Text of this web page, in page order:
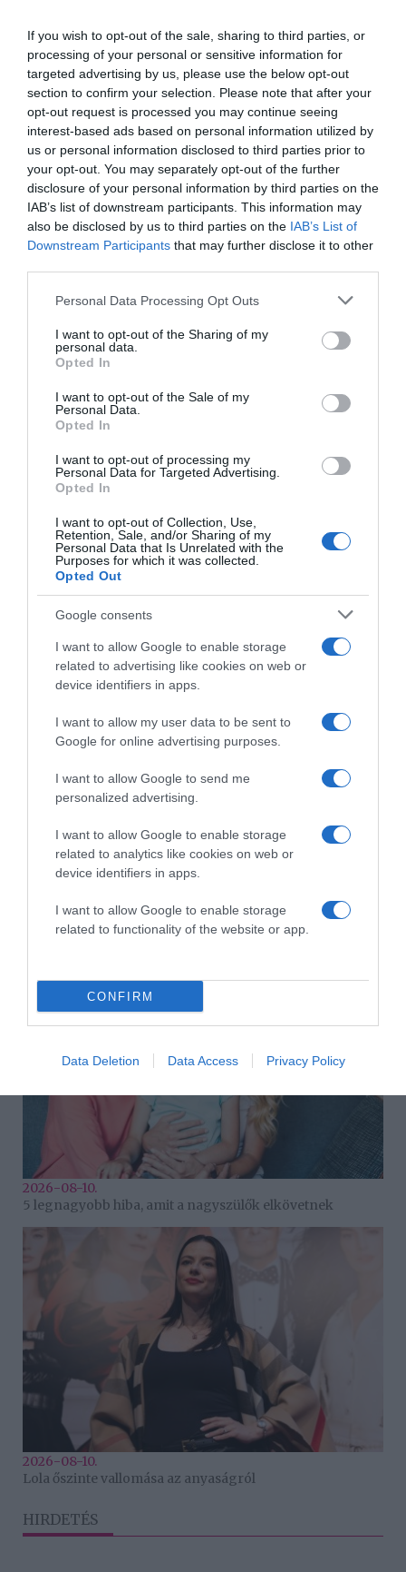
If you wish to opt-out of the sale, sharing to third parties, or
processing of your personal or sensitive information for
targeted advertising by us, please use the below opt-out
section to confirm your selection. Please note that after your
opt-out request is processed you may continue seeing
interest-based ads based on personal information utilized by
us or personal information disclosed to third parties prior to
your opt-out. You may separately opt-out of the further
disclosure of your personal information by third parties on the
IAB’s list of downstream participants. This information may
also be disclosed by us to third parties on the IAB’s List of
Downstream Participants that may further disclose it to other
Please note that this website/app uses one or more Google
not limited to your visit or usage behaviour. You may click to
grant or deny consent to Google and its third-party tags to
use your data for below specified purposes in below Google
consent section.
Personal Data Processing Opt Outs
I want to opt-out of the Sharing of my
personal data.
Opted In
I want to opt-out of the Sale of my
Personal Data.
Opted In
I want to opt-out of processing my
Personal Data for Targeted Advertising.
Opted In
I want to opt-out of Collection, Use,
Retention, Sale, and/or Sharing of my
Personal Data that Is Unrelated with the
Purposes for which it was collected.
Opted Out
Google consents
I want to allow Google to enable storage
related to advertising like cookies on web or
device identifiers in apps.
I want to allow my user data to be sent to
Google for online advertising purposes.
I want to allow Google to send me
personalized advertising.
I want to allow Google to enable storage
related to analytics like cookies on web or
device identifiers in apps.
I want to allow Google to enable storage
related to functionality of the website or app.
CONFIRM
Data Deletion Data Access Privacy Policy
hiszem, hogy valóban csak így derülnek ki azok a
dolgok, amelyek fontosak egy kapcsolatban. Ha nem
tudtok együtt élni, akkor nem fog működni – nyilatkozta
akkor Esztergályos Patrik, a Dancing with the Stars
augusztusi sajtótájékoztatóján pedig a nyíregyházi
születésű Pap Dorci vallotta be: nem szeret a fővárosban
élni.
Megosztás: Facebook Twitter Pinterest
Címkék: Exatlon,Dancing with the Stars,
Esztergályos Patrik,Pap Dorci
Korábbi bejegyzések Következő bejegyzés
HASONLÓ BEJEGYZÉSEK
2026-08-10.
Hogyan keltsd fel a figyelmet a társkereső profiloddal?
2026-08-10.
Így készíts bélbarát, szuperlaktató reggelit
2026-08-10.
5 legnagyobb hiba, amit a nagyszülők elkövetnek
2026-08-10.
Lola őszinte vallomása az anyaságról
HIRDETÉS